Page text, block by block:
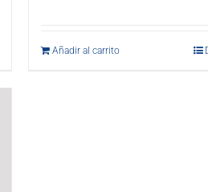
Añadir al carrito